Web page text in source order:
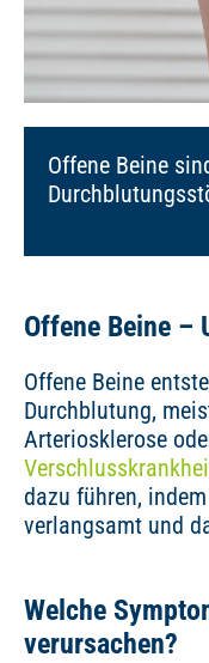
Offene Beine
Offene Beine –
Offene Beine
Durchblutung,
Arteriosklerose
dazu führen,
verlangsamt und
Welche
verursachen?